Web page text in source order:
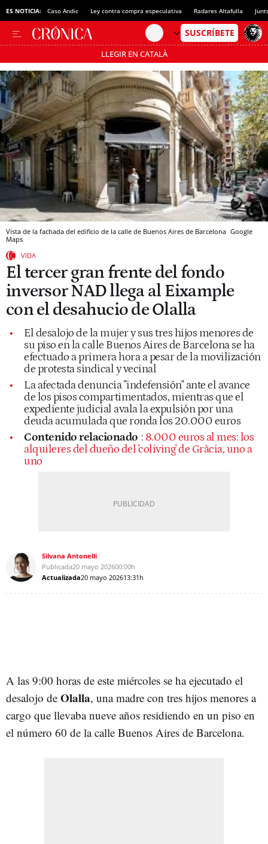
ES NOTICIA: Caso Andic Ley contra compra especulativa Radares Altafulla
LLEGIR EN CATALÀ
Pásate al MODO AHORRO
Vista de la fachada del edificio de la calle de Buenos Aires de Barcelona Google
Maps
VIDA
El tercer gran frente del fondo
inversor NAD llega al Eixample
con el desahucio de Olalla
El desalojo de la mujer y sus tres hijos menores de
su piso en la calle Buenos Aires de Barcelona se ha
efectuado a primera hora a pesar de la movilización
de protesta sindical y vecinal
La afectada denuncia "indefensión" ante el avance
de los pisos compartimentados, mientras que el
expediente judicial avala la expulsión por una
deuda acumulada que ronda los 20.000 euros
Contenido relacionado : 8.000 euros al mes: los
alquileres del dueño del 'coliving' de Gràcia, uno a
uno
Silvana Antonelli
Publicada20 mayo 202600:00h
Actualizada20 mayo 202613:31h
A las 9:00 horas de este miércoles se ha ejecutado el
desalojo de Olalla, una madre con tres hijos menores a
cargo que llevaba nueve años residiendo en un piso en
el número 60 de la calle Buenos Aires de Barcelona.